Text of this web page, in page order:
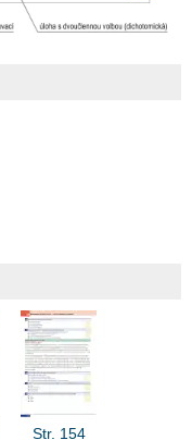
Str. 154